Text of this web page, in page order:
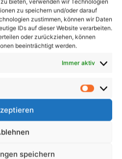
bieten, verwenden wir Technologien
zu speichern und/oder darauf
zustimmen, können wir Daten
IDs auf dieser Website verarbeiten.
oder zurückziehen, können
beeinträchtigt werden.
Immer aktiv
speichern
Sicherheitsstandards
vor der Inspektion eine
Probleme zu klären,
zusammenzustellen
um ein erfolgreiches
ich mich einer